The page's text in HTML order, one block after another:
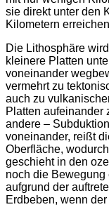
sie direkt unter den
Kilometern
Die Lithosphäre
kleinere Platten
voneinander
vermehrt zu
auch zu
Platten aufeinander
andere –
voneinander, reißt
Oberfläche,
geschieht in den
noch die
aufgrund der
Erdbeben, wenn